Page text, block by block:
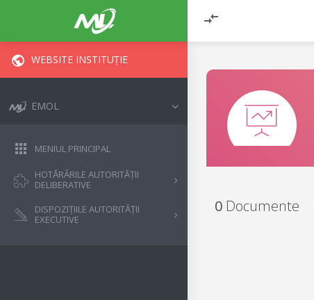
WEBSITE INSTITUȚIE
EMOL
MENIUL PRINCIPAL
HOTĂRÂRILE AUTORITĂȚII
DELIBERATIVE
DISPOZIȚIILE AUTORITĂȚII
EXECUTIVE
0 Documente